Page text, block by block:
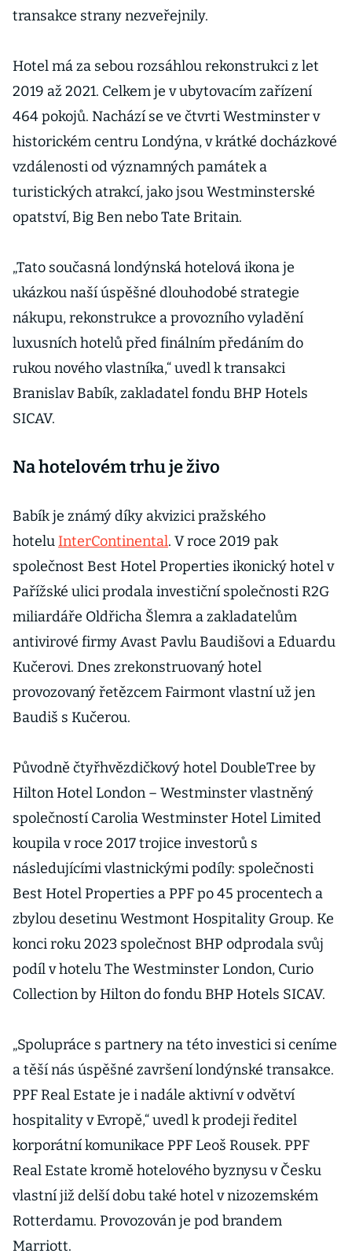
transakce strany nezveřejnily.
Hotel má za sebou rozsáhlou rekonstrukci z let
2019 až 2021. Celkem je v ubytovacím zařízení
464 pokojů. Nachází se ve čtvrti Westminster v
historickém centru Londýna, v krátké docházkové
vzdálenosti od významných památek a
turistických atrakcí, jako jsou Westminsterské
opatství, Big Ben nebo Tate Britain.
„Tato současná londýnská hotelová ikona je
ukázkou naší úspěšné dlouhodobé strategie
nákupu, rekonstrukce a provozního vyladění
luxusních hotelů před finálním předáním do
rukou nového vlastníka,“ uvedl k transakci
Branislav Babík, zakladatel fondu BHP Hotels
SICAV.
Na hotelovém trhu je živo
Babík je známý díky akvizici pražského
hotelu InterContinental. V roce 2019 pak
společnost Best Hotel Properties ikonický hotel v
Pařížské ulici prodala investiční společnosti R2G
miliardáře Oldřicha Šlemra a zakladatelům
antivirové firmy Avast Pavlu Baudišovi a Eduardu
Kučerovi. Dnes zrekonstruovaný hotel
provozovaný řetězcem Fairmont vlastní už jen
Baudiš s Kučerou.
Původně čtyřhvězdičkový hotel DoubleTree by
Hilton Hotel London – Westminster vlastněný
společností Carolia Westminster Hotel Limited
koupila v roce 2017 trojice investorů s
následujícími vlastnickými podíly: společnosti
Best Hotel Properties a PPF po 45 procentech a
zbylou desetinu Westmont Hospitality Group. Ke
konci roku 2023 společnost BHP odprodala svůj
podíl v hotelu The Westminster London, Curio
Collection by Hilton do fondu BHP Hotels SICAV.
„Spolupráce s partnery na této investici si ceníme
a těší nás úspěšné završení londýnské transakce.
PPF Real Estate je i nadále aktivní v odvětví
hospitality v Evropě,“ uvedl k prodeji ředitel
korporátní komunikace PPF Leoš Rousek. PPF
Real Estate kromě hotelového byznysu v Česku
vlastní již delší dobu také hotel v nizozemském
Rotterdamu. Provozován je pod brandem
Marriott.